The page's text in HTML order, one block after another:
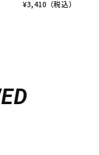
¥3,410 （税込）